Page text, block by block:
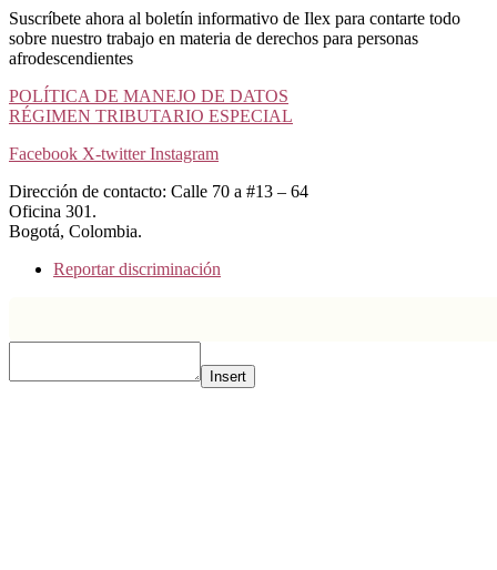
Suscríbete ahora al boletín informativo de Ilex para contarte todo
sobre nuestro trabajo en materia de derechos para personas
afrodescendientes
POLÍTICA DE MANEJO DE DATOS
RÉGIMEN TRIBUTARIO ESPECIAL
Facebook X-twitter Instagram
Dirección de contacto: Calle 70 a #13 – 64
Oficina 301.
Bogotá, Colombia.
Reportar discriminación
Insert